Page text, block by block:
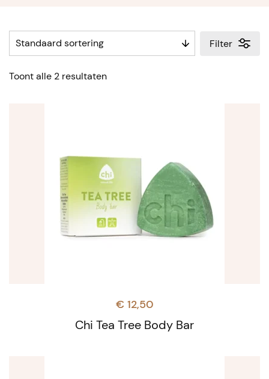
Filter
Toont alle 2 resultaten
Chi Tea Tree Body Bar
€ 12,50